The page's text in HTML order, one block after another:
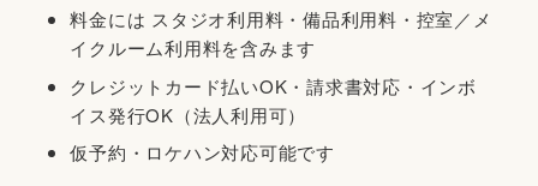
料金には スタジオ利用料・備品利用料・控室／メ
イクルーム利用料を含みます
クレジットカード払いOK・請求書対応・インボ
イス発行OK（法人利用可）
仮予約・ロケハン対応可能です